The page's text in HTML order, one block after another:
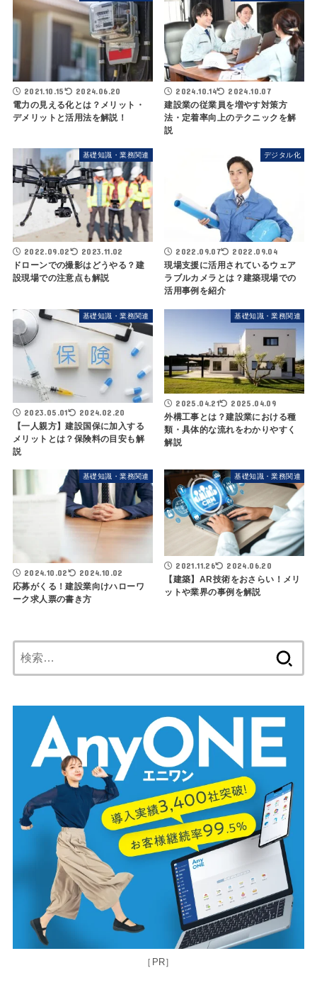
2021.10.15 2024.06.20
電力の見える化とは？メリット・
デメリットと活用法を解説！
2024.10.14 2024.10.07
建設業の従業員を増やす対策方
法・定着率向上のテクニックを解
説
基礎知識・業務関連
2022.09.02 2023.11.02
ドローンでの撮影はどうやる？建
設現場での注意点も解説
デジタル化
2022.09.07 2022.09.04
現場支援に活用されているウェア
ラブルカメラとは？建築現場での
活用事例を紹介
基礎知識・業務関連
2023.05.01 2024.02.20
【一人親方】建設国保に加入する
メリットとは？保険料の目安も解
説
基礎知識・業務関連
2025.04.21 2025.04.09
外構工事とは？建設業における種
類・具体的な流れをわかりやすく
解説
基礎知識・業務関連
2024.10.02 2024.10.02
応募がくる！建設業向けハローワ
ーク求人票の書き方
基礎知識・業務関連
2021.11.26 2024.06.20
【建築】AR技術をおさらい！メリ
ットや業界の事例を解説
索:
［PR］